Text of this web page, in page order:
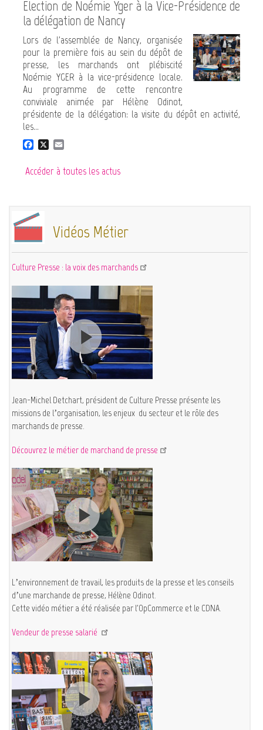
e
b
o
k
i
l
Election de Noémie Yger à la Vice-Présidence de
la délégation de Nancy
Lors de l'assemblée de Nancy, organisée
pour la première fois au sein du dépôt de
presse, les marchands ont plébiscité
Noémie YGER à la vice-présidence locale.
Au programme de cette rencontre
conviviale animée par Hélène Odinot,
présidente de la délégation: la visite du dépôt en activité,
les...
e
k
i
Accéder à toutes les actus
Vidéos Métier
Culture Presse : la voix des marchands
Jean-Michel Detchart, président de Culture Presse présente les
missions de l’organisation, les enjeux du secteur et le rôle des
marchands de presse.
Découvrez le métier de marchand de presse
L’environnement de travail, les produits de la presse et les conseils
d’une marchande de presse, Hélène Odinot.
Cette vidéo métier a été réalisée par l'OpCommerce et le CDNA.
Vendeur de presse salarié